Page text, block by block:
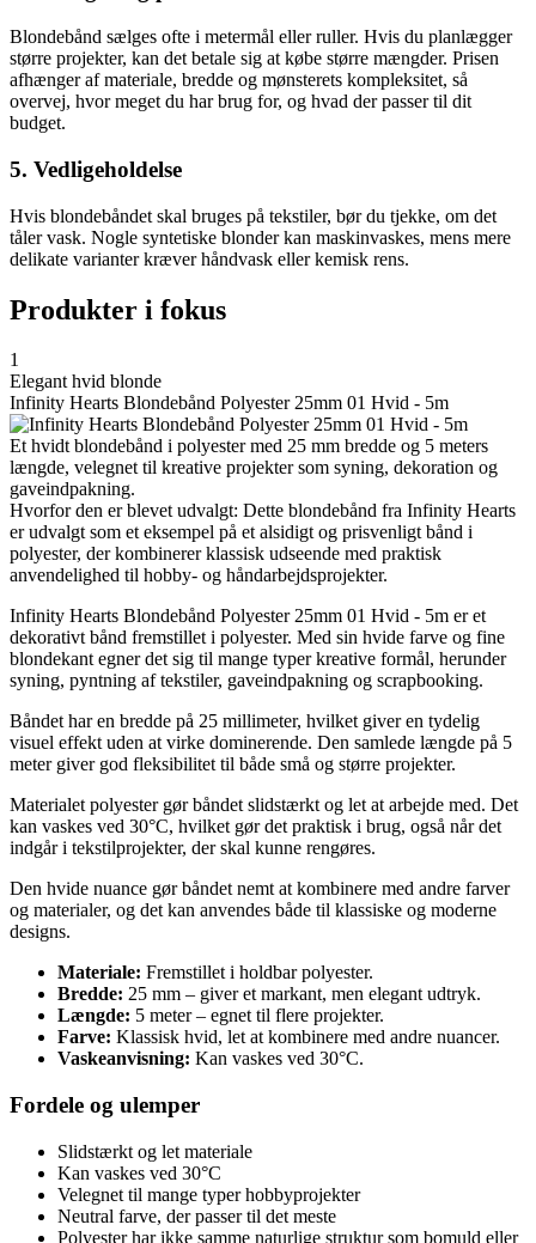
Blondebånd sælges ofte i metermål eller ruller. Hvis du planlægger
større projekter, kan det betale sig at købe større mængder. Prisen
afhænger af materiale, bredde og mønsterets kompleksitet, så
overvej, hvor meget du har brug for, og hvad der passer til dit
budget.
5. Vedligeholdelse
Hvis blondebåndet skal bruges på tekstiler, bør du tjekke, om det
tåler vask. Nogle syntetiske blonder kan maskinvaskes, mens mere
delikate varianter kræver håndvask eller kemisk rens.
Produkter i fokus
1
Elegant hvid blonde
Infinity Hearts Blondebånd Polyester 25mm 01 Hvid - 5m
Et hvidt blondebånd i polyester med 25 mm bredde og 5 meters
længde, velegnet til kreative projekter som syning, dekoration og
gaveindpakning.
Hvorfor den er blevet udvalgt: Dette blondebånd fra Infinity Hearts
er udvalgt som et eksempel på et alsidigt og prisvenligt bånd i
polyester, der kombinerer klassisk udseende med praktisk
anvendelighed til hobby- og håndarbejdsprojekter.
Infinity Hearts Blondebånd Polyester 25mm 01 Hvid - 5m er et
dekorativt bånd fremstillet i polyester. Med sin hvide farve og fine
blondekant egner det sig til mange typer kreative formål, herunder
syning, pyntning af tekstiler, gaveindpakning og scrapbooking.
Båndet har en bredde på 25 millimeter, hvilket giver en tydelig
visuel effekt uden at virke dominerende. Den samlede længde på 5
meter giver god fleksibilitet til både små og større projekter.
Materialet polyester gør båndet slidstærkt og let at arbejde med. Det
kan vaskes ved 30°C, hvilket gør det praktisk i brug, også når det
indgår i tekstilprojekter, der skal kunne rengøres.
Den hvide nuance gør båndet nemt at kombinere med andre farver
og materialer, og det kan anvendes både til klassiske og moderne
designs.
Materiale: Fremstillet i holdbar polyester.
Bredde: 25 mm – giver et markant, men elegant udtryk.
Længde: 5 meter – egnet til flere projekter.
Farve: Klassisk hvid, let at kombinere med andre nuancer.
Vaskeanvisning: Kan vaskes ved 30°C.
Fordele og ulemper
Slidstærkt og let materiale
Kan vaskes ved 30°C
Velegnet til mange typer hobbyprojekter
Neutral farve, der passer til det meste
Polyester har ikke samme naturlige struktur som bomuld eller